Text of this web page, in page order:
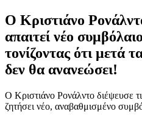
Ο Κριστιάνο
απαιτεί νέο
τονίζοντας ότι μετά
δεν θα ανανεώσει!
Ο Κριστιάνο Ρονάλντο διέψευσε
ζητήσει νέο, αναβαθμισμένο